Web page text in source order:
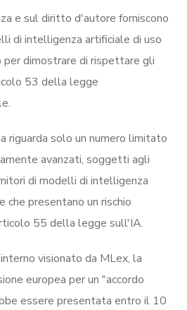
e sul diritto d'autore forniscono
di intelligenza artificiale di uso
dimostrare di rispettare gli
53 della legge
riguarda solo un numero limitato
avanzati, soggetti agli
di modelli di intelligenza
che presentano un rischio
55 della legge sull'IA.
visionato da MLex, la
europea per un "accordo
essere presentata entro il 10